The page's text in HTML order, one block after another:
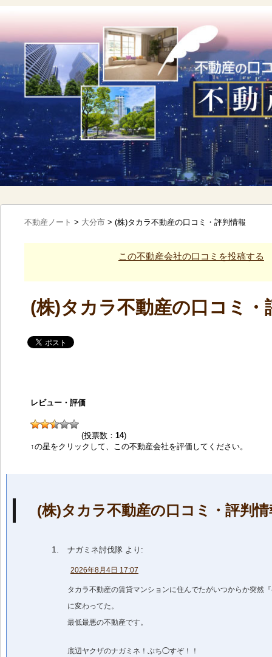
不動産ノート > 大分市 > (株)タカラ不動産の口コミ・評判情報
この不動産会社の口コミを投稿する
(株)タカラ不動産の口コミ・
レビュー・評価
(投票数： 14)
↑の星をクリックして、この不動産会社を評価してください。
(株)タカラ不動産の口コミ・評判情
ナガミネ討伐隊 より:
2026年8月4日 17:07
タカラ不動産の賃貸マンションに住んでたがいつからか突然
に変わってた。
最低最悪の不動産です。
底辺ヤクザのナガミネ！ぶち◯すぞ！！